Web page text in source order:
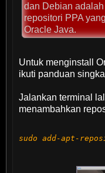
dan Debian
repositori PPA
Oracle Java.
Untuk menginstall
ikuti panduan
Jalankan terminal
menambahkan
sudo add-apt-